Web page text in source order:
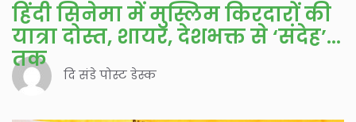
हिंदी सिनेमा में मुस्लिम किरदारों की
यात्रा दोस्त, शायर, देशभक्त से ‘संदेह’
तक
दि संडे पोस्ट डेस्क